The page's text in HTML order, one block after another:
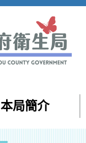
本局簡介